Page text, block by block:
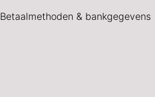
Betaalmethoden & bankgegevens